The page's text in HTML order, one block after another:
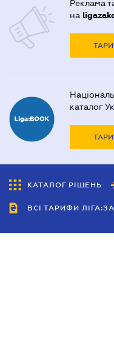
Реклама
на
каталог
КАТАЛОГ РІШЕНЬ
ВСІ ТАРИФИ